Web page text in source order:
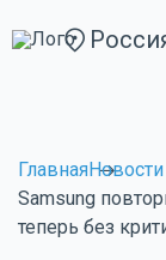
ГлавнаяНовости
Samsung
теперь без